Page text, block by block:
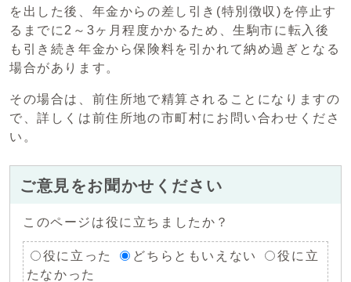
を出した後、年金からの差し引き(特別徴収)を停止す
るまでに2～3ヶ月程度かかるため、生駒市に転入後
も引き続き年金から保険料を引かれて納め過ぎとなる
場合があります。
その場合は、前住所地で精算されることになりますの
で、詳しくは前住所地の市町村にお問い合わせくださ
い。
ご意見をお聞かせください
このページは役に立ちましたか？
役に立った どちらともいえない
役に立
たなかった